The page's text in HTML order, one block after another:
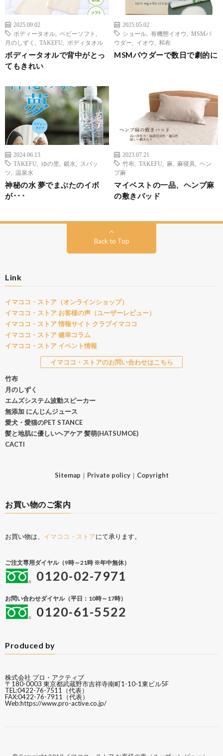
2025.09.02
ボディータオル
ベビーソフト
月のしずく
TAKEFU ボディタオル
ボディータオルで背中がとっ
てもきれい
2025.05.02
ショール
有機態イオウ
MSMパ
ウダー
イオウ 和布
MSMパウダーで数日で劇的に
2024.06.13
TAKEFU
ゆの里 銀水
スパッ
ツ
温泉水
神秘の水 夢でまぶたのイボ
が･･･
2023.07.21
竹布
TAKEFU 麻 麻寝具
ヘン
プ麻
マイベストの一品、ヘンプ麻
の敷きパッド
Back to Top
Link
イマココ・ストア（オンラインショップ）
イマココ・ストア お客様の声（ユーザーレビュー）
イマココ・ストア 情報サイト クラブイマココ
イマココ・ストア 健幸コラム
イマココ・ストア イベント情報
イマココ・ストアのお問い合わせはこちら
竹布
月のしずく
エムズシステム波動スピーカー
無添加 にんじんジュース
愛犬・愛猫のPET STANCE
髪と地肌に優しいヘアケア 髪萌(HATSUMOE)
CACTI
Sitemap ｜ Private policy｜ Copyright
お買い物のご案内
お買い物は、 イマココ・ストアにて承ります。
ご注文専用ダイヤル（9時～21時 ※年中無休）
0120-02-7971
お問い合わせダイヤル（平日：10時～17時）
0120-61-5522
Produced by
株式会社 プロ・アクティブ
〒180-0003 東京都武蔵野市吉祥寺南町1-10-1東ビル5F
TEL:0422-76-7511（代表）
FAX:0422-76-7911（代表）
Web:https://www.pro-active.co.jp/